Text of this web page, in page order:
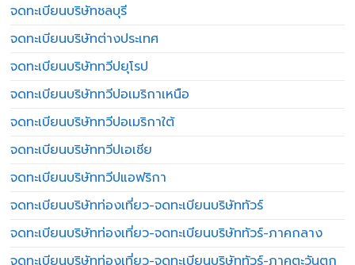
จดทะเบียนบริษัทชลบุรี
จดทะเบียนบริษัทต่างประเทศ
จดทะเบียนบริษัททวีปยุโรป
จดทะเบียนบริษัททวีปอเมริกาเหนือ
จดทะเบียนบริษัททวีปอเมริกาใต้
จดทะเบียนบริษัททวีปเอเชีย
จดทะเบียนบริษัททวีปแอฟริกา
จดทะเบียนบริษัทท่องเที่ยว-จดทะเบียนบริษัททัวร์
จดทะเบียนบริษัทท่องเที่ยว-จดทะเบียนบริษัททัวร์-ภาคกลาง
จดทะเบียนบริษัทท่องเที่ยว-จดทะเบียนบริษัททัวร์-ภาคตะวันตก